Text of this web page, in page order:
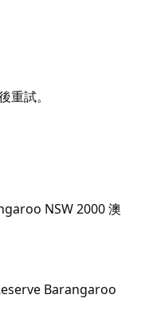
鞋類。
重試。
NSW 2000 澳